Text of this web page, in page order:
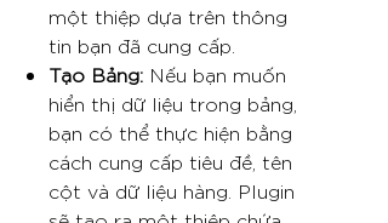
một thiệp dựa trên thông
tin bạn đã cung cấp.
Tạo Bảng: Nếu bạn muốn
hiển thị dữ liệu trong bảng,
bạn có thể thực hiện bằng
cách cung cấp tiêu đề, tên
cột và dữ liệu hàng. Plugin